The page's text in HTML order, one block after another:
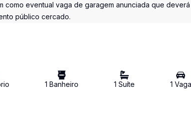
como eventual vaga de garagem anunciada que
público cercado.
1 Banheiro 1 Suíte 1 Vaga